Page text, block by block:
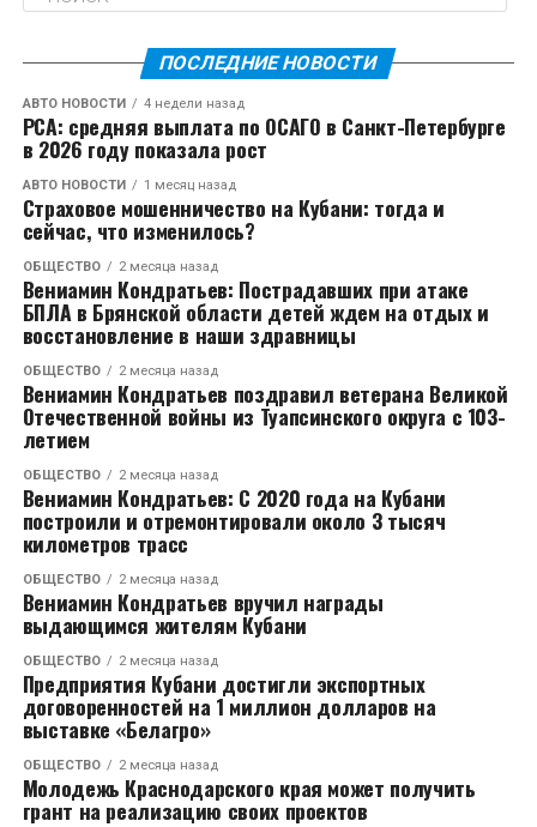
и реконструкцию: в планах – новые обходы, в том
числе станицы Ленинградской и города Тимашевска,
а также другие важные проекты, – сказал Вениамин
Кондратьев.
Евгений Пергун рассказал о ремонте региональных
дорог. С 2020 по 2026 год построили и
реконструировали 67 км краевых трасс, 2,5 км
мостов и путепроводов.
– Строительство обходов станицы Ленинградской и
города Тимашевска – это наш региональный вклад в
опорную дорожную сеть. Обход Тимашевска на
стадии 70 процентов готовности, полностью
планируем завершить объект в 2027 году, – доложил
Евгений Пергун.
Как сообщил врио министра транспорта и
дорожного хозяйства края Юрий Савенко, в 2026
году планируется завершить строительство и
реконструкцию порядка 11 км автомобильных
дорог и 665 погонных метров искусственных
сооружений. В том числе, закончить четыре из пяти
этапов обхода Тимашевска, реконструкцию
автодороги «Северный – Колосистый» в Краснодаре
и участка дороги «Динская – Пластуновская» в
Динском районе. Завершат реконструкцию двух
мостов в Горячем Ключе. Прорабатывается
реализация проекта строительства Северного
ПОСЛЕДНИЕ НОВОСТИ
АВТО НОВОСТИ 4 недели назад
РСА: средняя выплата по ОСАГО в Санкт-Петербурге
в 2026 году показала рост
АВТО НОВОСТИ 1 месяц назад
Страховое мошенничество на Кубани: тогда и
сейчас, что изменилось?
ОБЩЕСТВО 2 месяца назад
Вениамин Кондратьев: Пострадавших при атаке
БПЛА в Брянской области детей ждем на отдых и
восстановление в наши здравницы
ОБЩЕСТВО 2 месяца назад
Вениамин Кондратьев поздравил ветерана Великой
Отечественной войны из Туапсинского округа с 103-
летием
ОБЩЕСТВО 2 месяца назад
Вениамин Кондратьев: С 2020 года на Кубани
построили и отремонтировали около 3 тысяч
километров трасс
ОБЩЕСТВО 2 месяца назад
Вениамин Кондратьев вручил награды
выдающимся жителям Кубани
ОБЩЕСТВО 2 месяца назад
Предприятия Кубани достигли экспортных
договоренностей на 1 миллион долларов на
выставке «Белагро»
ОБЩЕСТВО 2 месяца назад
Молодежь Краснодарского края может получить
грант на реализацию своих проектов